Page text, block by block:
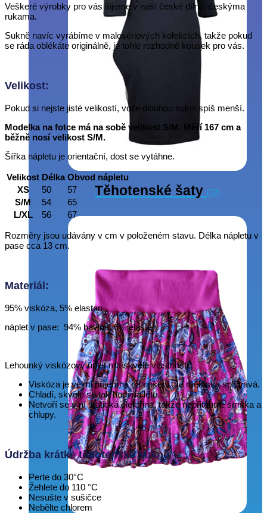
Těhotenské šaty (12)
Veškeré výrobky pro vás šijeme v naší české dílně, českýma
rukama.
Sukně navíc vyrábíme v malosériových kolekcích, takže pokud
se ráda oblékáte originálně, je tohle rozhodně kousek pro vás.
Velikost:
Pokud si nejste jisté velikostí, volte dlouhou sukni spíš menší.
Modelka na fotce má na sobě velikost S/M. Měří 167 cm a
běžně nosí velikost S/M.
Šířka nápletu je orientační, dost se vytáhne.
Velikost Délka Obvod nápletu
XS
50
57
S/M
54
65
L/XL
56 67
Rozměry jsou udávány v cm v položeném stavu. Délka nápletu v
pase cca 13 cm.
Materiál:
95% viskóza, 5% elastan
náplet v pase: 94% bavlna, 6% elastan
Lehounký viskózový úplet má skvělé vlastnosti.
Viskóza je velmi příjemná na nošení. Je měkká a splývavá.
Chladí, skvěle se tak hodí na léto.
Netvoří se v ní statická elektřina, takže nepřitahuje smítka a
chlupy.
Údržba krátké těhotenské sukně:
Perte do 30°C
Žehlete do 110 °C
Nesušte v sušičce
Nebělte chlorem